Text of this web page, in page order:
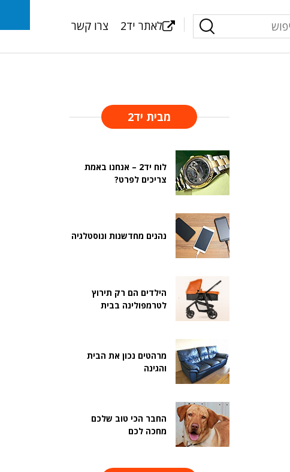
לאתר יד2 צרו קשר
מבית יד2
לוח יד2 – אנחנו באמת
צריכים לפרט?
נהנים מחדשנות ונוסטלגיה
הילדים הם רק תירוץ
לטרמפולינה בבית
מרהטים נכון את הבית
והגינה
החבר הכי טוב שלכם
מחכה לכם